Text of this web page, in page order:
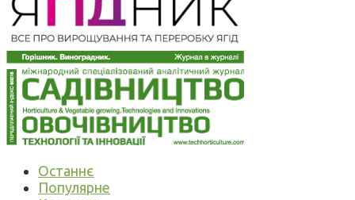
Останнє
Популярне